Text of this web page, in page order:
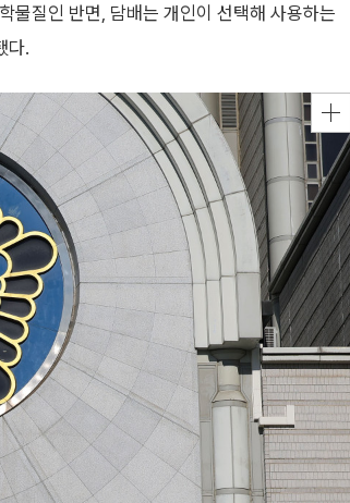
물질인 반면, 담배는 개인이 선택해 사용하는
다.